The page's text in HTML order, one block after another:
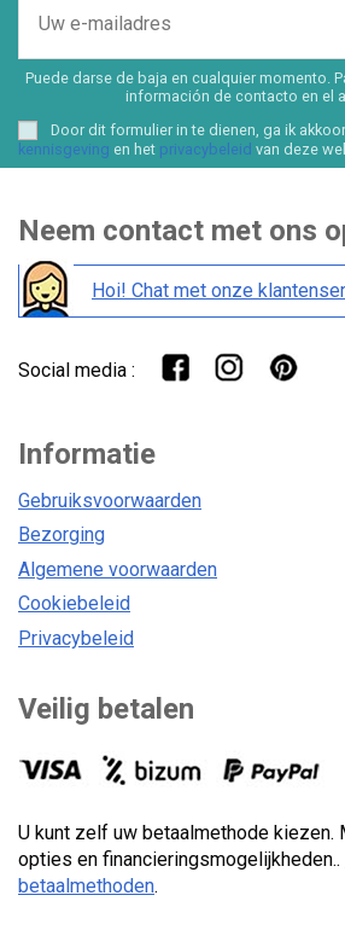
Puede darse de baja en cualquier momento.
información de contacto en el
Door dit formulier in te dienen, ga ik
kennisgeving en het privacybeleid van deze
Neem contact met ons
Hoi! Chat met onze
Social media :
Informatie
Gebruiksvoorwaarden
Bezorging
Algemene voorwaarden
Cookiebeleid
Privacybeleid
Veilig betalen
U kunt zelf uw betaalmethode kiezen.
opties en financieringsmogelijkheden..
betaalmethoden.